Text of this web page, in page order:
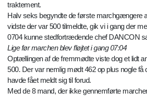
traktement.
Halv seks begyndte de første marchgængere
vidste der var 500 tilmeldte, gik vi i gang der
0704 kunne stedfortrædende chef DANCON
Lige før marchen blev fløjtet i gang 07:04
Optællingen af de fremmødte viste dog et lidt
500. Der var nemlig mødt 462 op plus nogle få
havde fået meldt sig til forud.
Med de 8 mand, der ikke gennemførte